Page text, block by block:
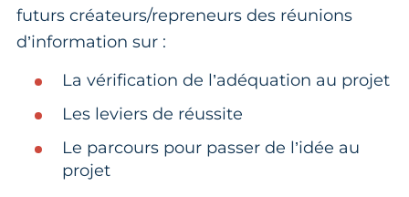
futurs créateurs/repreneurs des réunions
d’information sur :
La vérification de l’adéquation au projet
Les leviers de réussite
Le parcours pour passer de l’idée au
projet